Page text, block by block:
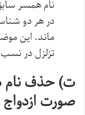
نام همسر
در هر دو
ماند. این
تزلزل در
ت) حذف نام
صورت